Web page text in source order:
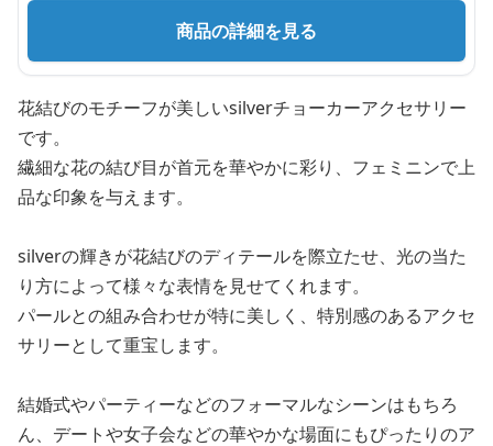
商品の詳細を見る
花結びのモチーフが美しいsilverチョーカーアクセサリー
です。
繊細な花の結び目が首元を華やかに彩り、フェミニンで上
品な印象を与えます。
silverの輝きが花結びのディテールを際立たせ、光の当た
り方によって様々な表情を見せてくれます。
パールとの組み合わせが特に美しく、特別感のあるアクセ
サリーとして重宝します。
結婚式やパーティーなどのフォーマルなシーンはもちろ
ん、デートや女子会などの華やかな場面にもぴったりのア